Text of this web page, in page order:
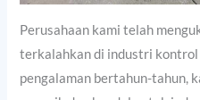
Perusahaan kami telah
terkalahkan di industri kontrol
pengalaman bertahun-tahun,